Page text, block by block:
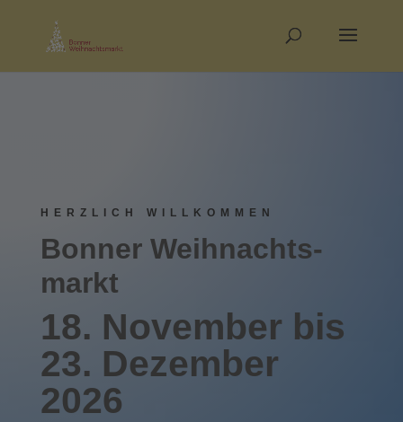
HERZLICH WILLKOMMEN
Bonner Weihnachts­­
markt
18. November bis
23. Dez­ember
2026